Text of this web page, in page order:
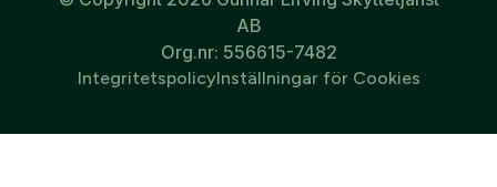
AB
Org.nr: 556615-7482
IntegritetspolicyInställningar för Cookies